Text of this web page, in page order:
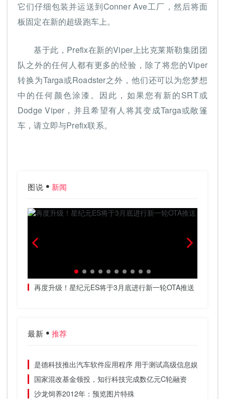
它们仔细包装并运送到Conner Ave工厂，然后将面
板固定在新的超级跑车上。
基于此，Prefix在新的Viper上比克莱斯勒集团团
队之外的任何人都有更多的经验，除了将您的Viper
转换为Targa或Roadster之外，他们还可以为您梦想
中的任何颜色涂漆。因此，如果您有新的SRT或
Dodge Viper，并且希望有人将其变成Targa或敞篷
车，请立即与Prefix联系。
图说 新闻
再度升级！星纪元ES将于3月底进行新一轮OTA推送
最新 推荐
是德科技推出汽车软件应用程序 用于测试高级信息娱乐和驾
国家混改基金领投，知行科技完成数亿元C轮融资
沙龙饲养2012年：预览图片特殊